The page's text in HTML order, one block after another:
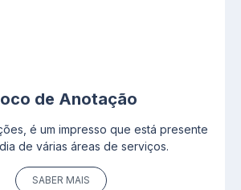
de Anotação
é um impresso que está presente
de várias áreas de serviços.
SABER MAIS